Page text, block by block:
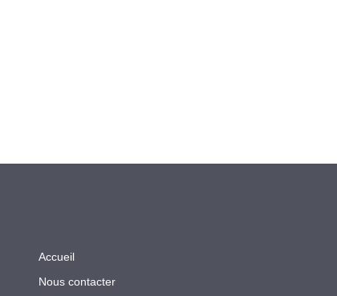
Accueil
Nous contacter